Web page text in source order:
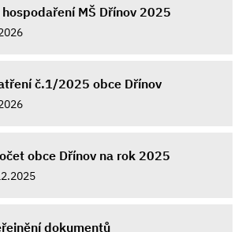
MŠ Dřínov 2025
č.1/2025 obce Dřínov
obce Dřínov na rok 2025
dokumentů